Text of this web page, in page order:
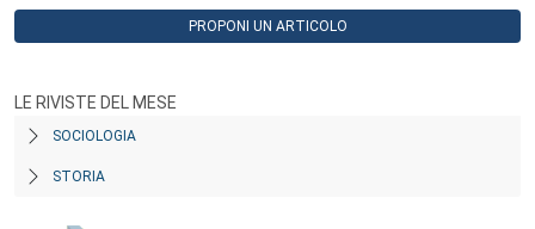
PROPONI UN ARTICOLO
LE RIVISTE DEL MESE
SOCIOLOGIA
STORIA